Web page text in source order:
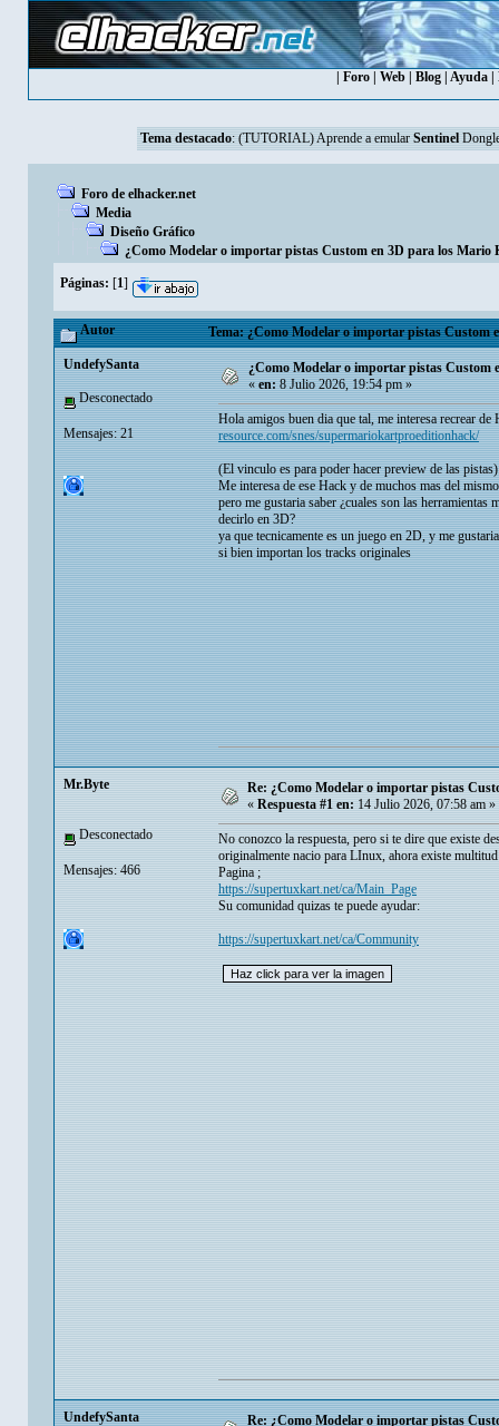
Foro| Web| Blog| Ayuda|
Tema destacado: (TUTORIAL) Aprende a emular Sentinel
Foro de elhacker.net
Media
Diseño Gráfico
¿Como Modelar o importar pistas Custom en 3D para los Mario
Páginas: [1]
Autor Tema: ¿Como Modelar o importar pistas Custom
UndefySanta
Desconectado
Mensajes: 21
¿Como Modelar o importar pistas Custom
«en:8 Julio 2026, 19:54 pm »
Hola amigos buen dia que tal, me interesa recrear
resource.com/snes/supermariokartproeditionhack/
(El vinculo es para poder hacer preview de las pistas)
Me interesa de ese Hack y de muchos mas del
pero me gustaria saber ¿cuales son las
decirlo en 3D?
ya que tecnicamente es un juego en 2D, y me
si bien importan los tracks originales
Mr.Byte
Desconectado
Mensajes: 466
Re: ¿Como Modelar o importar pistas
« Respuesta #1 en: 14 Julio 2026, 07:58 am »
No conozco la respuesta, pero si te dire que existe
originalmente nacio para LInux, ahora existe
Pagina ;
https://supertuxkart.net/ca/Main_Page
Su comunidad quizas te puede ayudar:
https://supertuxkart.net/ca/Community
UndefySanta
Re: ¿Como Modelar o importar pistas